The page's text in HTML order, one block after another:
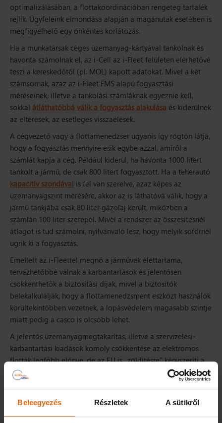
Beleegyezés Részletek A sütikről
optimalizálásában, a flottakoordinációban rengeteg tartalék
rejlik. Ügyfeleink elmondása alapján a magánutak esetében is
megfigyelhető egy önkéntes korlátozás.
Ha a munkatársak céges üzemanyag-kártyával tankolnak és
havonta számolnak el, az i-Cell az i-Fleet felületen elérhetővé
teszi a kereskedőtől (pl. MOL) kapott adatokat. Mivel a két
számsornak, azaz az i-Fleet FMS alapú fogyasztási
méréseinek, illetve a tankolási számláknak egyeznie kell,
sokkal átláthatóbbá válik a fogyasztás alakulása és kiderülnek
az eltérések, az esetleges visszaélések.
A cégvezető vagy a flottamenedzser ugyanis így rögtön látja,
hogy a fogyasztás mennyire esik egybe azzal, amiről a
számlát kapja a cég. Például kiderül, ha havonta 1000 litert
tankolt a jármű, de csak 800 litert fogyasztott. Ha a teherautó
kapacitív szondával is fel van szerelve, azaz képes az
üzemanyagszint mérésére, akkor az is láthatóvá válik, hogy a
jármű tankjába csak 80 liter gázolaj került, miközben a
számlán 100 liter szerepel. Mivel a rendszer az összesítésnél
átlagot is tud számolni, nyilvánvaló lesz, hogy melyik sofőrnél
ugrik ki a fogyasztás.
Emellett az i-Fleettel megnő a járművek élettartama,
tervezhetőbbé válnak a karbantartások és jelentősen
csökkenthetők a biztosítási díjak, mivel a biztosítók
belekalkulálják, hogy a flottamenedzsment eszközt használók
körültekintőbben vezetnek, a lopásvédelem magasabb szintje
miatt pedig a casco is olcsóbb lehet.
A jelentős üzemanyagmegtakarítás, illetve a szervizelési-
karbantartási kiadások komoly csökkentése az elektromos
flották legfőbb előnye, de az EU is „zöldítésre” kényszeríti a
cégeket. Az átállás évekig tart és nem mindegy, melyik
hagyományos autót mikor és mire cseréli le a vállalkozás,
azon, hogy optimalizálja a járműflottája összetételét és
menedzselését. Mivel a feladat rendkívül összetett, érdemes